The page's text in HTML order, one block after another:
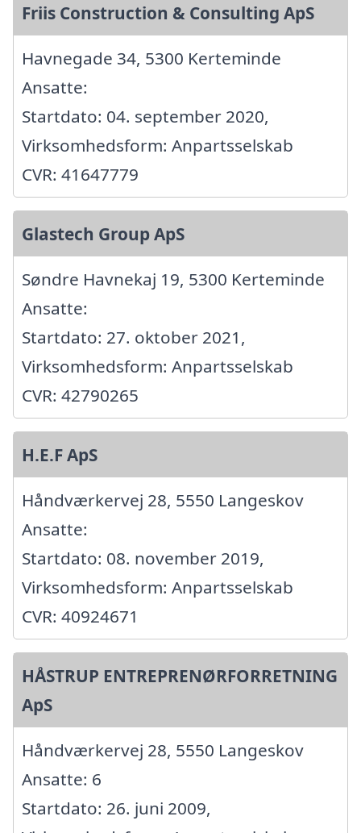
Friis Construction & Consulting ApS
Havnegade 34, 5300 Kerteminde
Ansatte:
Startdato: 04. september 2020,
Virksomhedsform: Anpartsselskab
CVR: 41647779
Glastech Group ApS
Søndre Havnekaj 19, 5300 Kerteminde
Ansatte:
Startdato: 27. oktober 2021,
Virksomhedsform: Anpartsselskab
CVR: 42790265
H.E.F ApS
Håndværkervej 28, 5550 Langeskov
Ansatte:
Startdato: 08. november 2019,
Virksomhedsform: Anpartsselskab
CVR: 40924671
HÅSTRUP ENTREPRENØRFORRETNING
ApS
Håndværkervej 28, 5550 Langeskov
Ansatte: 6
Startdato: 26. juni 2009,